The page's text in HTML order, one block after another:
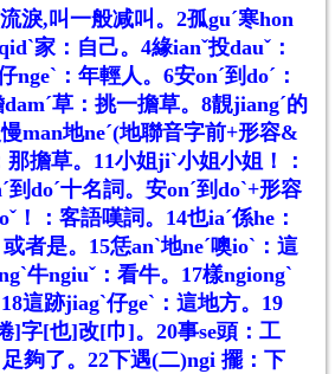
淚,叫一般减叫。2孤guˊ寒hon
家：自己。4緣ianˇ投dauˇ：
ngeˋ：年輕人。6安onˊ到doˊ：
草：挑一擔草。8靚jiangˊ的
man地neˊ(地聯音字前+形容&
擔草。11小姐jiˋ小姐小姐！：
doˊ十名詞。安onˊ到doˋ+形容
！：客語嘆詞。14也iaˊ係he：
者是。15恁anˋ地neˊ噢ioˋ：這
牛ngiuˇ：看牛。17樣ngiongˋ
這跡jiagˋ仔geˋ：這地方。19
]字[也]改[巾]。20事se頭：工
夠了。22下遇(二)ngi 擺：下